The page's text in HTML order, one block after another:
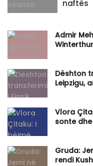
naftës
Admir
Dështon
Leipzigu,
Vlora
sonte
Gruda:
rendi